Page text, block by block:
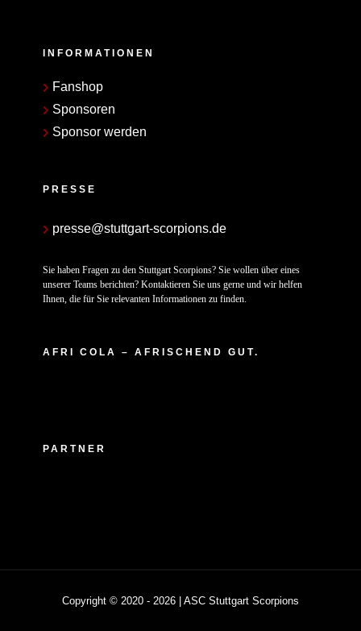
INFORMATIONEN
Fanshop
Sponsoren
Sponsor werden
PRESSE
presse@stuttgart-scorpions.de
Sie haben Fragen zu den Stuttgart Scorpions? Sie wollen über eines
unserer Teams berichten? Kontaktieren Sie uns gerne und wir helfen
Ihnen, die für Sie relevanten Informationen zu finden.
AFRI COLA – AFRISCHEND GUT.
PARTNER
Copyright © 2020 - 2026 | ASC Stuttgart Scorpions